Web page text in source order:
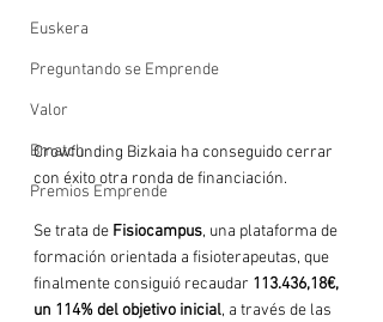
Euskera
Preguntando se Emprende
Valor
Bmatch
Premios Emprende
Crowfunding Bizkaia ha conseguido cerrar
con éxito otra ronda de financiación.
Se trata de Fisiocampus, una plataforma de
formación orientada a fisioterapeutas, que
finalmente consiguió recaudar 113.436,18€,
un 114% del objetivo inicial, a través de las